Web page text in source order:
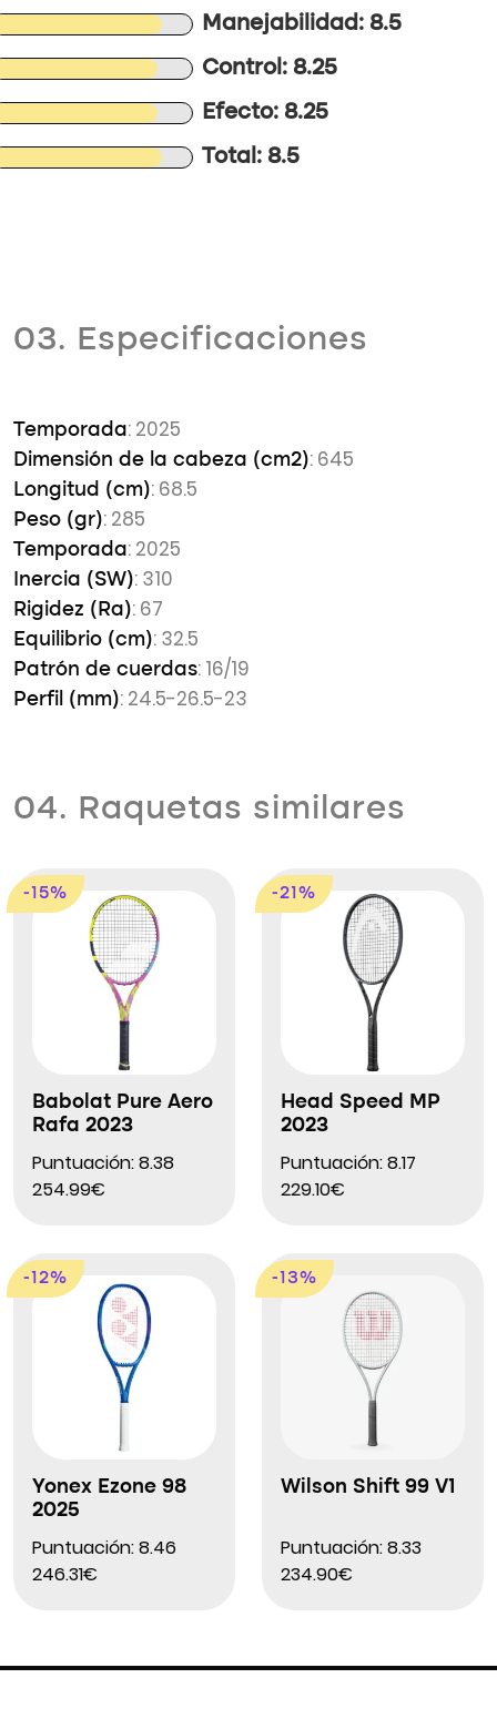
Manejabilidad: 8.5
Control: 8.25
Efecto: 8.25
Total: 8.5
03. Especificaciones
Temporada: 2025
Dimensión de la cabeza (cm2): 645
Longitud (cm): 68.5
Peso (gr): 285
Temporada: 2025
Inercia (SW): 310
Rigidez (Ra): 67
Equilibrio (cm): 32.5
Patrón de cuerdas: 16/19
Perfil (mm): 24.5-26.5-23
04. Raquetas similares
-15%
Babolat Pure Aero
Rafa 2023
Puntuación: 8.38
254.99€
-21%
Head Speed MP
2023
Puntuación: 8.17
229.10€
-12%
Yonex Ezone 98
2025
Puntuación: 8.46
246.31€
-13%
Wilson Shift 99 V1
Puntuación: 8.33
234.90€